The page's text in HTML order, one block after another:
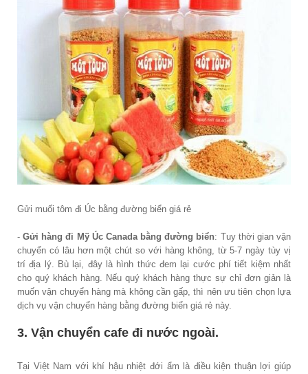
Gửi muối tôm đi Úc bằng đường biển giá rẻ
-Gửi hàng đi Mỹ Úc Canada bằng đường biển: Tuy thời gian vận
chuyển có lâu hơn một chút so với hàng không, từ 5-7 ngày tùy vị
trí địa lý. Bù lại, đây là hình thức đem lại cước phí tiết kiệm nhất
cho quý khách hàng. Nếu quý khách hàng thực sự chỉ đơn giản là
muốn vận chuyển hàng mà không cần gấp, thì nên ưu tiên chọn lựa
dịch vụ vận chuyển hàng bằng đường biển giá rẻ này.
3. Vận chuyển cafe đi nước ngoài.
Tại Việt Nam với khí hậu nhiệt đới ẩm là điều kiện thuận lợi giúp